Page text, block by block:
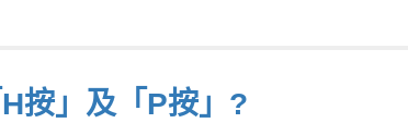
按」及「P按」?